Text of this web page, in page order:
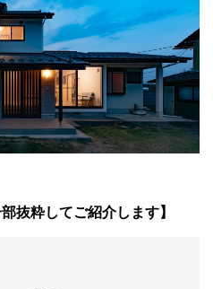
抜粋してご紹介します】